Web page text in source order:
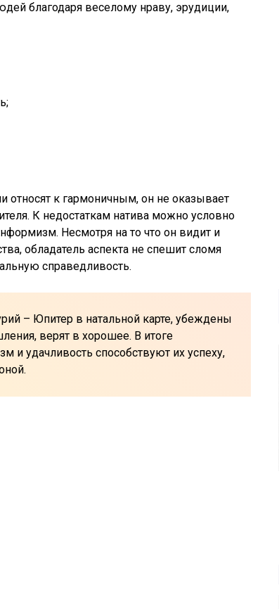
благодаря веселому нраву, эрудиции,
относят к гармоничным, он не оказывает
К недостаткам натива можно условно
Несмотря на то что он видит и
обладатель аспекта не спешит сломя
справедливость.
– Юпитер в натальной карте, убеждены
верят в хорошее. В итоге
и удачливость способствуют их успеху,